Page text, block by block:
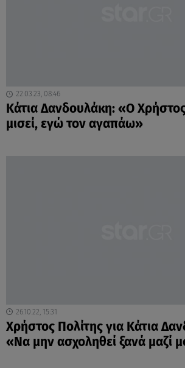
22.03.23, 08:46
Κάτια Δανδουλάκη: «Ο
μισεί, εγώ τον αγαπάω»
26.10.22, 15:31
Χρήστος Πολίτης για Κάτια
«Να μην ασχοληθεί ξανά μαζί